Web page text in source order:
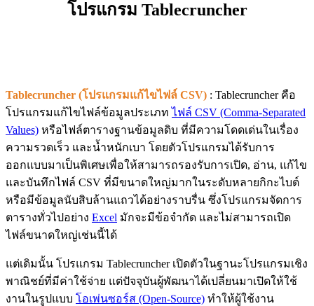
โปรแกรม Tablecruncher
Tablecruncher (โปรแกรมแก้ไขไฟล์ CSV) : Tablecruncher คือ
โปรแกรมแก้ไขไฟล์ข้อมูลประเภทไฟล์ CSV (Comma-Separated
Values) หรือไฟล์ตารางฐานข้อมูลดิบ ที่มีความโดดเด่นในเรื่อง
ความรวดเร็ว และน้ำหนักเบา โดยตัวโปรแกรมได้รับการ
ออกแบบมาเป็นพิเศษเพื่อให้สามารถรองรับการเปิด, อ่าน, แก้ไข
และบันทึกไฟล์ CSV ที่มีขนาดใหญ่มากในระดับหลายกิกะไบต์
หรือมีข้อมูลนับสิบล้านแถวได้อย่างราบรื่น ซึ่งโปรแกรมจัดการ
ตารางทั่วไปอย่าง Excel มักจะมีข้อจำกัด และไม่สามารถเปิด
ไฟล์ขนาดใหญ่เช่นนี้ได้
แต่เดิมนั้น โปรแกรม Tablecruncher เปิดตัวในฐานะโปรแกรมเชิง
พาณิชย์ที่มีค่าใช้จ่าย แต่ปัจจุบันผู้พัฒนาได้เปลี่ยนมาเปิดให้ใช้
งานในรูปแบบ โอเพ่นซอร์ส (Open-Source) ทำให้ผู้ใช้งาน